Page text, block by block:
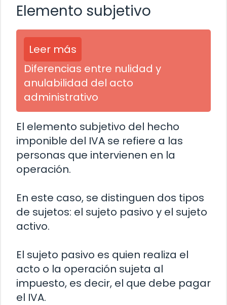
Elemento subjetivo
Leer más
Diferencias entre nulidad y
anulabilidad del acto
administrativo
El elemento subjetivo del hecho
imponible del IVA se refiere a las
personas que intervienen en la
operación.
En este caso, se distinguen dos tipos
de sujetos: el sujeto pasivo y el sujeto
activo.
El sujeto pasivo es quien realiza el
acto o la operación sujeta al
impuesto, es decir, el que debe pagar
el IVA.